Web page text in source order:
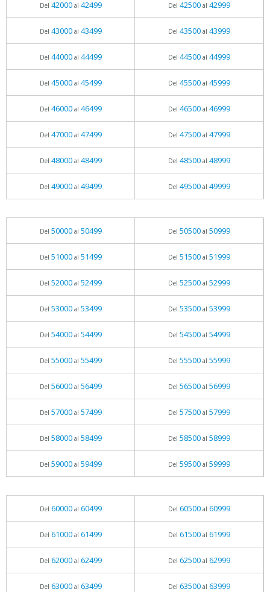
Del 42000al 42499 Del 42500al 42999
Del 43000al 43499 Del 43500al 43999
Del 44000al 44499 Del 44500al 44999
Del 45000al 45499 Del 45500al 45999
Del 46000al 46499 Del 46500al 46999
Del 47000al 47499 Del 47500al 47999
Del 48000al 48499 Del 48500al 48999
Del 49000al 49499 Del 49500al 49999
Del 50000al 50499 Del 50500al 50999
Del 51000al 51499 Del 51500al 51999
Del 52000al 52499 Del 52500al 52999
Del 53000al 53499 Del 53500al 53999
Del 54000al 54499 Del 54500al 54999
Del 55000al 55499 Del 55500al 55999
Del 56000al 56499 Del 56500al 56999
Del 57000al 57499 Del 57500al 57999
Del 58000al 58499 Del 58500al 58999
Del 59000al 59499 Del 59500al 59999
Del 60000al 60499 Del 60500al 60999
Del 61000al 61499 Del 61500al 61999
Del 62000al 62499 Del 62500al 62999
Del 63000al 63499 Del 63500al 63999